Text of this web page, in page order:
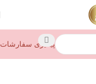
پیگیری سفارشات